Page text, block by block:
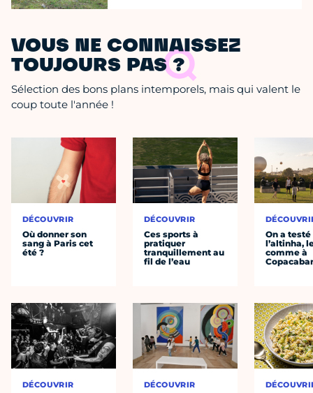
VOUS NE CONNAISSEZ
TOUJOURS PAS ?
Sélection des bons plans intemporels, mais qui valent le
coup toute l'année !
DÉCOUVRIR
Où donner son
sang à Paris cet
été ?
DÉCOUVRIR
DÉCOUVRIR
Ces sports à
pratiquer
tranquillement au
fil de l’eau
DÉCOUVRIR
On a testé
l’altinha,
comme à